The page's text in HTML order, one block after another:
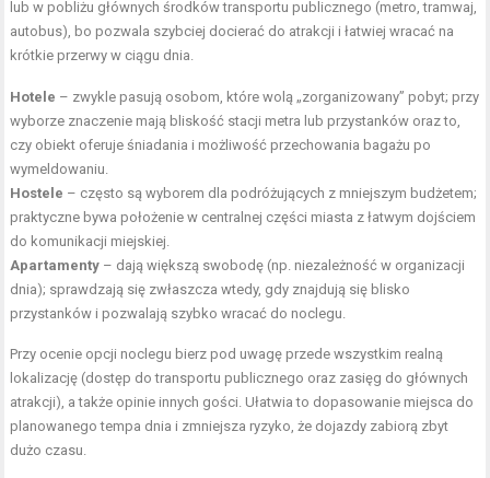
lub w pobliżu głównych środków transportu publicznego (metro, tramwaj,
autobus), bo pozwala szybciej docierać do atrakcji i łatwiej wracać na
krótkie przerwy w ciągu dnia.
Hotele – zwykle pasują osobom, które wolą „zorganizowany” pobyt; przy
wyborze znaczenie mają bliskość stacji metra lub przystanków oraz to,
czy obiekt oferuje śniadania i możliwość przechowania bagażu po
wymeldowaniu.
Hostele – często są wyborem dla podróżujących z mniejszym budżetem;
praktyczne bywa położenie w centralnej części miasta z łatwym dojściem
do komunikacji miejskiej.
Apartamenty – dają większą swobodę (np. niezależność w organizacji
dnia); sprawdzają się zwłaszcza wtedy, gdy znajdują się blisko
przystanków i pozwalają szybko wracać do noclegu.
Przy ocenie opcji noclegu bierz pod uwagę przede wszystkim realną
lokalizację (dostęp do transportu publicznego oraz zasięg do głównych
atrakcji), a także opinie innych gości. Ułatwia to dopasowanie miejsca do
planowanego tempa dnia i zmniejsza ryzyko, że dojazdy zabiorą zbyt
dużo czasu.